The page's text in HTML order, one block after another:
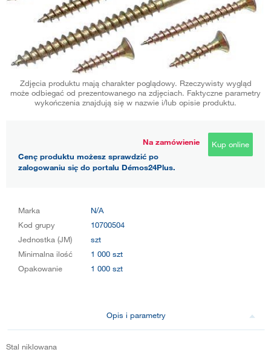
Zdjęcia produktu mają charakter poglądowy. Rzeczywisty wygląd
może odbiegać od prezentowanego na zdjęciach. Faktyczne parametry
wykończenia znajdują się w nazwie i/lub opisie produktu.
Na zamówienie
Cenę produktu możesz sprawdzić po
zalogowaniu się do portalu Démos24Plus.
Kup online
Marka
N/A
Kod grupy
10700504
Jednostka (JM)
szt
Minimalna ilość
1 000 szt
Opakowanie
1 000 szt
Opis i parametry
Stal niklowana